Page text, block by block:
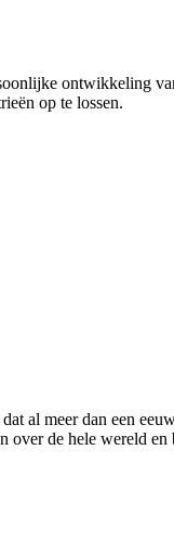
ontwikkeling
op te lossen.
al meer dan een
de hele wereld